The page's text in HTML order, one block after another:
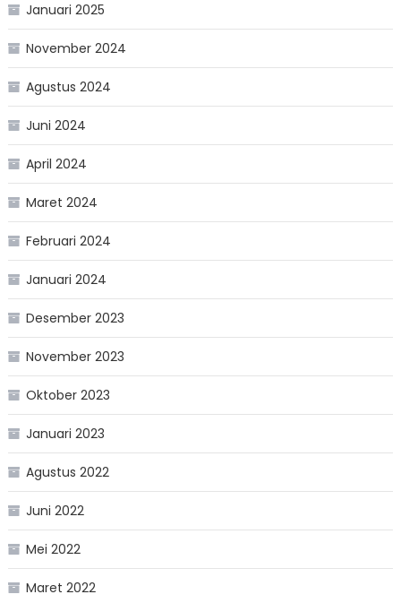
Januari 2025
November 2024
Agustus 2024
Juni 2024
April 2024
Maret 2024
Februari 2024
Januari 2024
Desember 2023
November 2023
Oktober 2023
Januari 2023
Agustus 2022
Juni 2022
Mei 2022
Maret 2022